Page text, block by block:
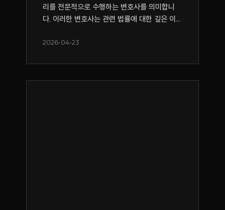
리를 전문적으로 수행하는 변호사를 의미합니
다. 이러한 변호사는 관련 법률에 대한 깊은 이...
2026-04-23